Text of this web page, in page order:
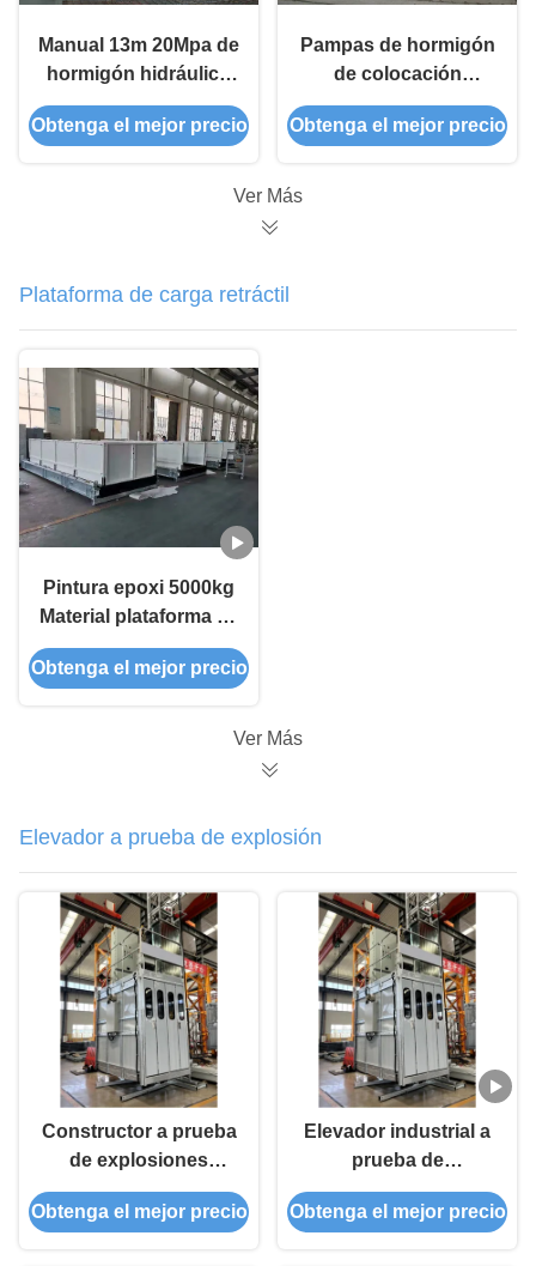
Manual 13m 20Mpa de
hormigón hidráulico
colocación de la barra
de 360 grados girado
Obtenga el mejor precio
Pampas de hormigón
de colocación
estacionaria
Obtenga el mejor precio
Ver Más
Plataforma de carga retráctil
Pintura epoxi 5000kg
Material plataforma de
carga retráctil acero
Q355B
Obtenga el mejor precio
Ver Más
Elevador a prueba de explosión
Constructor a prueba
de explosiones
Elevador que
proporciona
Obtenga el mejor precio
Elevador industrial a
prueba de
explosiones con
características de
Obtenga el mejor precio